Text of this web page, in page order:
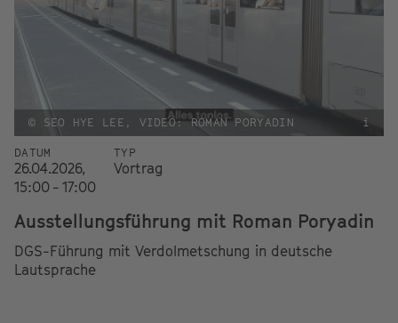
© SEO HYE LEE, VIDEO: ROMAN PORYADIN i
DATUM
26.04.2026,
15:00 - 17:00
TYP
Vortrag
Ausstellungsführung mit Roman Poryadin
DGS-Führung mit Verdolmetschung in deutsche
Lautsprache